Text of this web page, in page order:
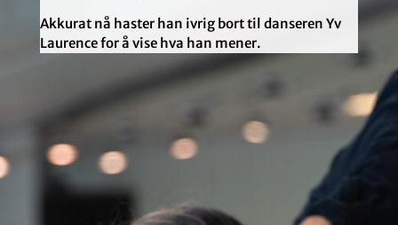
Akkurat nå haster han ivrig bort til danseren Yv
Laurence for å vise hva han mener.